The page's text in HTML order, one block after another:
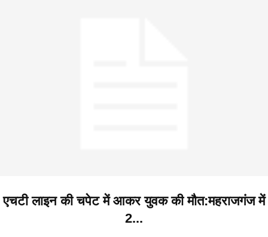
एचटी लाइन की चपेट में आकर युवक की मौत:महराजगंज में
2...